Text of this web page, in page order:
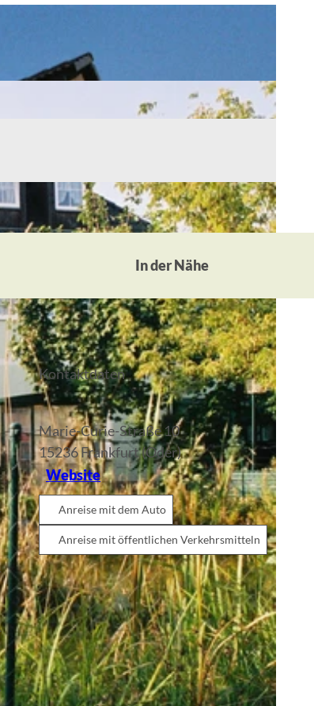
In der Nähe
Kontaktdaten
Marie-Curie-Straße 10
15236Frankfurt (Oder)
Website
Anreise mit dem Auto
Anreise mit öffentlichen Verkehrsmitteln